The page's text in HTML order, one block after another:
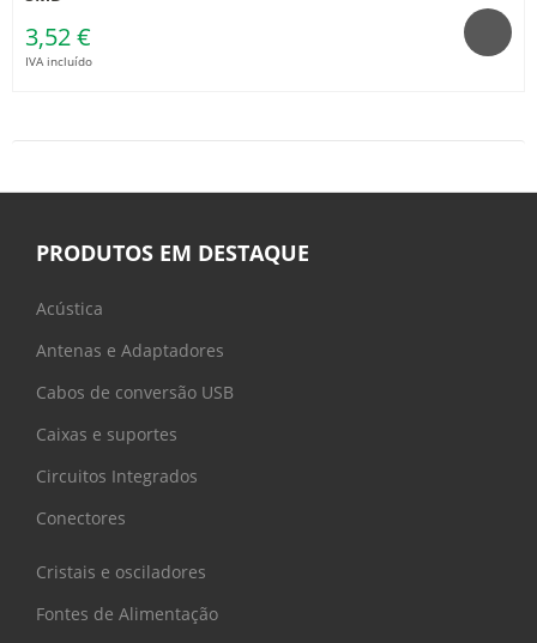
3,52 €
IVA incluído
PRODUTOS EM DESTAQUE
Acústica
Antenas e Adaptadores
Cabos de conversão USB
Caixas e suportes
Circuitos Integrados
Conectores
Cristais e osciladores
Fontes de Alimentação